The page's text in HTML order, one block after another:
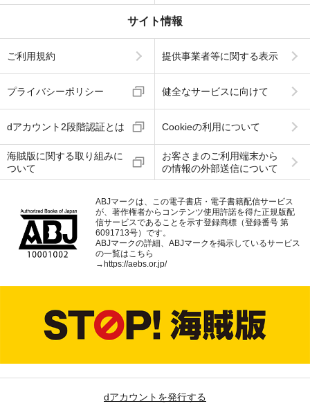
サイト情報
ご利用規約 提供事業者等に関する表示
プライバシーポリシー 健全なサービスに向けて
dアカウント2段階認証とは Cookieの利用について
海賊版に関する取り組みに
ついて
お客さまのご利用端末から
の情報の外部送信について
ABJマークは、この電子書店・電子書籍配信サービス
が、著作権者からコンテンツ使用許諾を得た正規版配
信サービスであることを示す登録商標（登録番号 第
6091713号）です。
ABJマークの詳細、ABJマークを掲示しているサービス
の一覧はこちら
→ https://aebs.or.jp/
dアカウントを発行する